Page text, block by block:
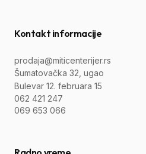
Kontakt informacije
prodaja@miticenterijer.rs
Šumatovačka 32, ugao
Bulevar 12. februara 15
062 421 247
069 653 066